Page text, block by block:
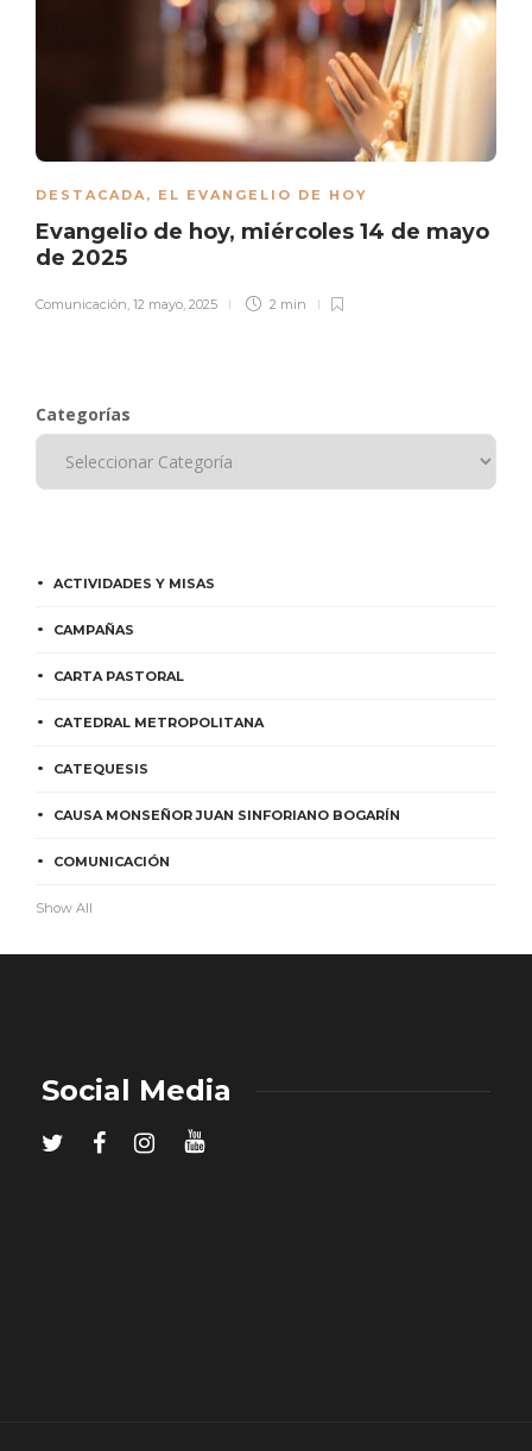
DESTACADA, EL EVANGELIO DE HOY
Evangelio de hoy, miércoles 14 de mayo
de 2025
Comunicación, 12 mayo, 2025 2 min
Categorías
ACTIVIDADES Y MISAS
CAMPAÑAS
CARTA PASTORAL
CATEDRAL METROPOLITANA
CATEQUESIS
CAUSA MONSEÑOR JUAN SINFORIANO BOGARÍN
COMUNICACIÓN
Show All
Social Media